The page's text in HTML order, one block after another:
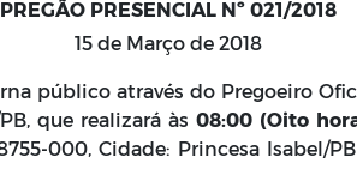
PREGÃO PRESENCIAL Nº 021/2018
15 de Março de 2018
público através do Pregoeiro
que realizará às 08:00 (Oito
000, Cidade: Princesa Isabel/